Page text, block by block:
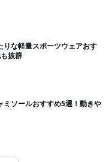
な軽量スポーツウェアおす
抜群
ミソールおすすめ5選！動きや